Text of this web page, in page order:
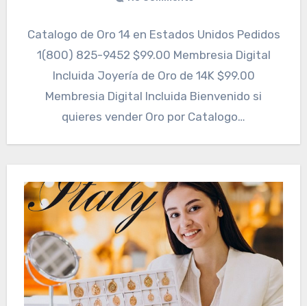
Catalogo de Oro 14 en Estados Unidos Pedidos
1(800) 825-9452 $99.00 Membresia Digital
Incluida Joyería de Oro de 14K $99.00
Membresia Digital Incluida Bienvenido si
quieres vender Oro por Catalogo…